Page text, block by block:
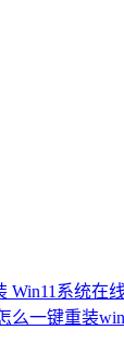
Win11系统在
么一键重装